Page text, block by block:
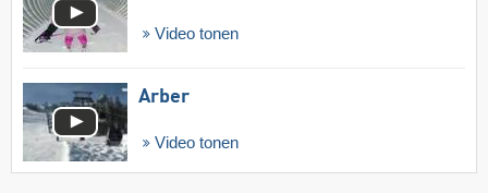
Video tonen
Arber
Video tonen